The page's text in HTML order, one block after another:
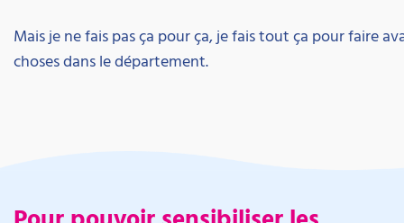
Mais je ne fais pas ça pour ça, je fais tout ça pour faire
choses dans le département.